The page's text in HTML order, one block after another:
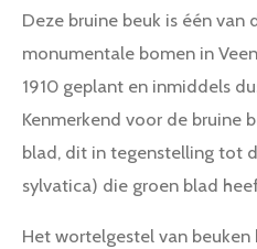
Deze bruine beuk is één van
monumentale bomen in
1910 geplant en inmiddels
Kenmerkend voor de bruine
blad, dit in tegenstelling tot
sylvatica) die groen blad
Het wortelgestel van